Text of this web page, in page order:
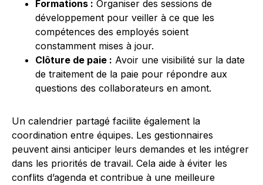
Formations : Organiser des sessions de
développement pour veiller à ce que les
compétences des employés soient
constamment mises à jour.
Clôture de paie : Avoir une visibilité sur la date
de traitement de la paie pour répondre aux
questions des collaborateurs en amont.
Un calendrier partagé facilite également la
coordination entre équipes. Les gestionnaires
peuvent ainsi anticiper leurs demandes et les intégrer
dans les priorités de travail. Cela aide à éviter les
conflits d’agenda et contribue à une meilleure